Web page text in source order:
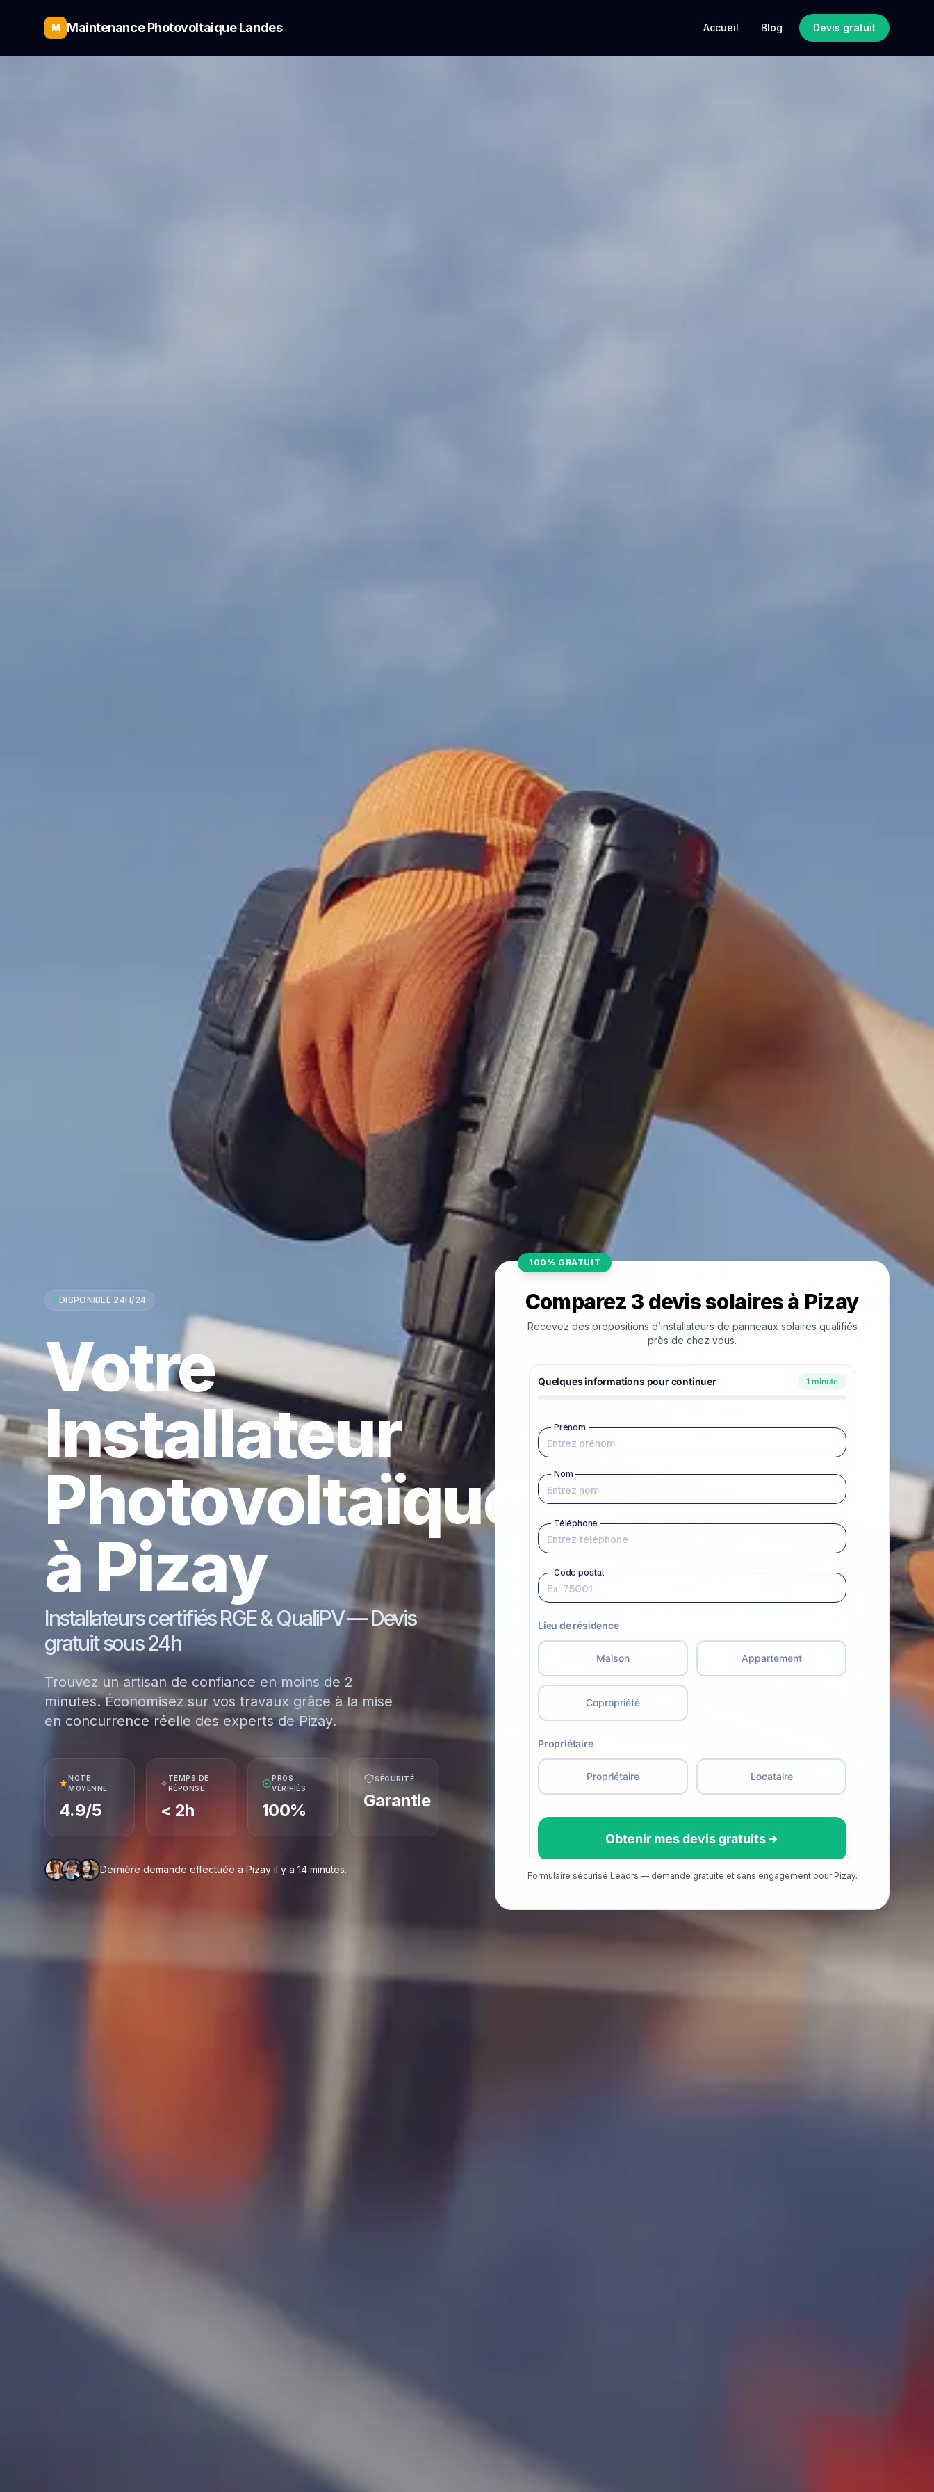
M Maintenance Photovoltaique Landes Accueil Blog Devis gratuit
DISPONIBLE 24H/24
Votre
Installateur
Photovoltaïque
à Pizay
Installateurs certifiés RGE & QualiPV — Devis
gratuit sous 24h
Trouvez un artisan de confiance en moins de 2
minutes. Économisez sur vos travaux grâce à la mise
en concurrence réelle des experts de Pizay.
NOTE
MOYENNE
4.9/5
TEMPS DE
RÉPONSE
< 2h
PROS
VÉRIFIÉS
100%
SÉCURITÉ
Garantie
Dernière demande effectuée à Pizay il y a 14 minutes.
100% GRATUIT
Comparez 3 devis solaires à Pizay
Recevez des propositions d’installateurs de panneaux solaires qualifiés
près de chez vous.
Formulaire sécurisé Leadrs — demande gratuite et sans engagement pour Pizay.